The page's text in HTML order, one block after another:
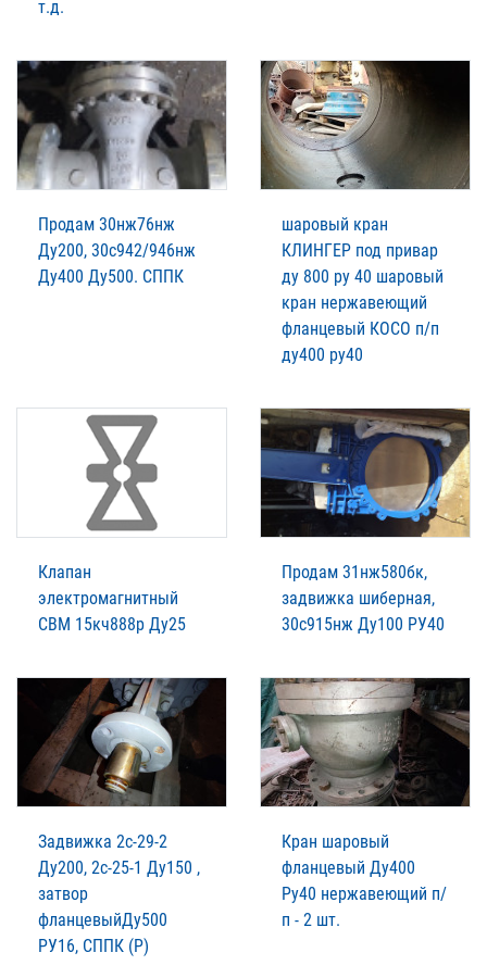
т.д.
Продам 30нж76нж
Ду200, 30с942/946нж
Ду400 Ду500. СППК
шаровый кран
КЛИНГЕР под привар
ду 800 ру 40 шаровый
кран нержавеющий
фланцевый КОСО п/п
ду400 ру40
Клапан
электромагнитный
СВМ 15кч888р Ду25
Продам 31нж580бк,
задвижка шиберная,
30с915нж Ду100 РУ40
Задвижка 2с-29-2
Ду200, 2с-25-1 Ду150 ,
затвор
фланцевыйДу500
РУ16, СППК (Р)
Кран шаровый
фланцевый Ду400
Ру40 нержавеющий п/
п - 2 шт.